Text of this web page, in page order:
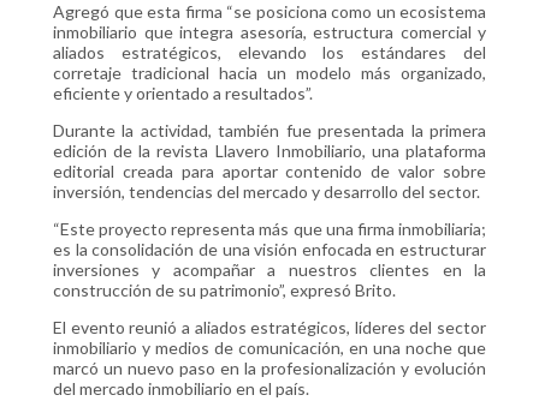
Agregó que esta firma “se posiciona como un ecosistema
inmobiliario que integra asesoría, estructura comercial y
aliados estratégicos, elevando los estándares del
corretaje tradicional hacia un modelo más organizado,
eficiente y orientado a resultados”.
Durante la actividad, también fue presentada la primera
edición de la revista Llavero Inmobiliario, una plataforma
editorial creada para aportar contenido de valor sobre
inversión, tendencias del mercado y desarrollo del sector.
“Este proyecto representa más que una firma inmobiliaria;
es la consolidación de una visión enfocada en estructurar
inversiones y acompañar a nuestros clientes en la
construcción de su patrimonio”, expresó Brito.
El evento reunió a aliados estratégicos, líderes del sector
inmobiliario y medios de comunicación, en una noche que
marcó un nuevo paso en la profesionalización y evolución
del mercado inmobiliario en el país.